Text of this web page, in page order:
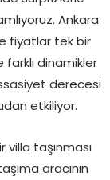
Ankara
fiyatlar tek bir
farklı dinamikler
derecesi
etkiliyor.
villa taşınması
aracının